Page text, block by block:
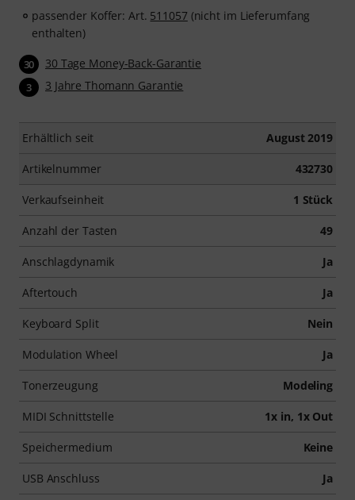
passender Koffer: Art. 511057 (nicht im Lieferumfang
enthalten)
30 30 Tage Money-Back-Garantie
3 3 Jahre Thomann Garantie
Erhältlich seit August 2019
Artikelnummer 432730
Verkaufseinheit 1 Stück
Anzahl der Tasten 49
Anschlagdynamik Ja
Aftertouch Ja
Keyboard Split Nein
Modulation Wheel Ja
Tonerzeugung Modeling
MIDI Schnittstelle 1x in, 1x Out
Speichermedium Keine
USB Anschluss Ja